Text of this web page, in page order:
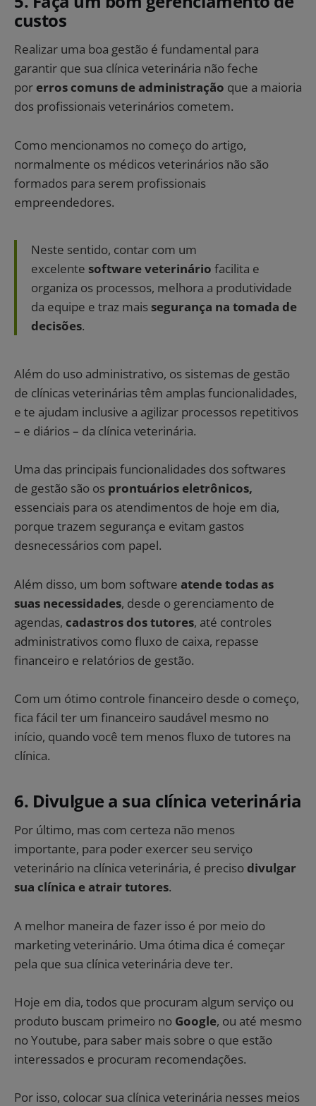
custos
Realizar uma boa gestão é fundamental para
garantir que sua clínica veterinária não feche
por erros comuns de administração que a maioria
dos profissionais veterinários cometem.
Como mencionamos no começo do artigo,
normalmente os médicos veterinários não são
formados para serem profissionais
empreendedores.
Neste sentido, contar com um
excelente software veterinário facilita e
organiza os processos, melhora a produtividade
da equipe e traz mais segurança na tomada de
decisões.
Além do uso administrativo, os sistemas de gestão
de clínicas veterinárias têm amplas funcionalidades,
e te ajudam inclusive a agilizar processos repetitivos
– e diários – da clínica veterinária.
Uma das principais funcionalidades dos softwares
de gestão são os prontuários eletrônicos,
essenciais para os atendimentos de hoje em dia,
porque trazem segurança e evitam gastos
desnecessários com papel.
Além disso, um bom software atende todas as
suas necessidades, desde o gerenciamento de
agendas, cadastros dos tutores, até controles
administrativos como fluxo de caixa, repasse
financeiro e relatórios de gestão.
Com um ótimo controle financeiro desde o começo,
fica fácil ter um financeiro saudável mesmo no
início, quando você tem menos fluxo de tutores na
clínica.
6. Divulgue a sua clínica veterinária
Por último, mas com certeza não menos
importante, para poder exercer seu serviço
veterinário na clínica veterinária, é preciso divulgar
sua clínica e atrair tutores.
A melhor maneira de fazer isso é por meio do
marketing veterinário. Uma ótima dica é começar
pela que sua clínica veterinária deve ter.
Hoje em dia, todos que procuram algum serviço ou
produto buscam primeiro no Google, ou até mesmo
no Youtube, para saber mais sobre o que estão
interessados e procuram recomendações.
Por isso, colocar sua clínica veterinária nesses meios